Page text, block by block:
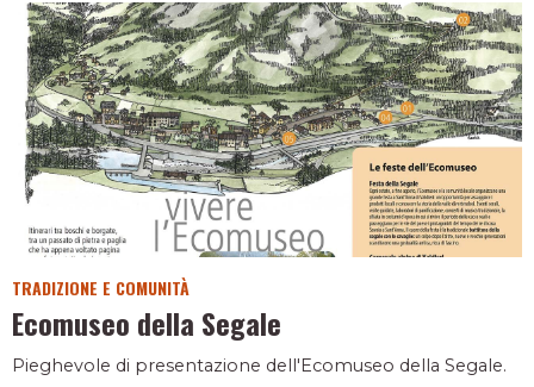
TRADIZIONE E COMUNITÀ
Ecomuseo della Segale
Pieghevole di presentazione dell'Ecomuseo della Segale.